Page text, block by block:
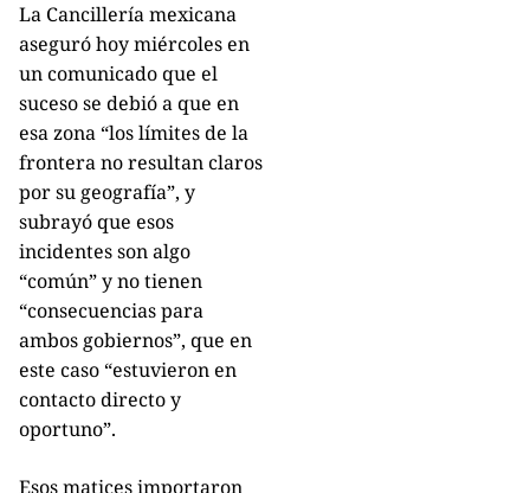
La Cancillería mexicana
aseguró hoy miércoles en
un comunicado que el
suceso se debió a que en
esa zona “los límites de la
frontera no resultan claros
por su geografía”, y
subrayó que esos
incidentes son algo
“común” y no tienen
“consecuencias para
ambos gobiernos”, que en
este caso “estuvieron en
contacto directo y
oportuno”.
Esos matices importaron